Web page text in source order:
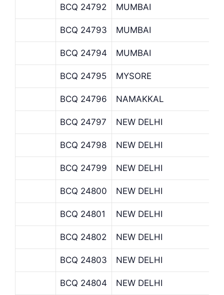
BCQ 24792 MUMBAI
BCQ 24793 MUMBAI
BCQ 24794 MUMBAI
BCQ 24795 MYSORE
BCQ 24796 NAMAKKAL
BCQ 24797 NEW DELHI
BCQ 24798 NEW DELHI
BCQ 24799 NEW DELHI
BCQ 24800 NEW DELHI
BCQ 24801 NEW DELHI
BCQ 24802 NEW DELHI
BCQ 24803 NEW DELHI
BCQ 24804 NEW DELHI